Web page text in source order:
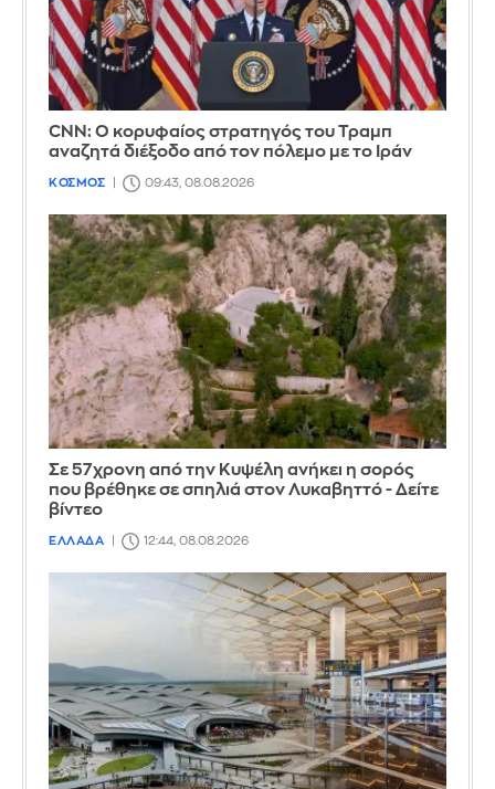
CNN: Ο κορυφαίος στρατηγός του Τραμπ
αναζητά διέξοδο από τον πόλεμο με το Ιράν
ΚΟΣΜΟΣ 09:43, 08.08.2026
Σε 57χρονη από την Κυψέλη ανήκει η σορός
που βρέθηκε σε σπηλιά στον Λυκαβηττό - Δείτε
βίντεο
ΕΛΛΑΔΑ 12:44, 08.08.2026